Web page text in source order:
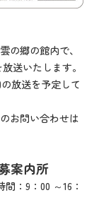
の郷の館内で、
送いたします。
放送を予定して
お問い合わせは
案内所
：9：00 ～16：